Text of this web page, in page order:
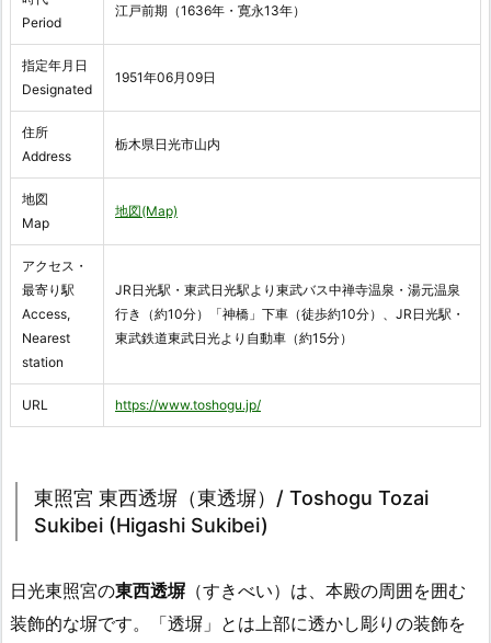
Period
江戸前期（1636年・寛永13年）
指定年月日
Designated
1951年06月09日
住所
Address
栃木県日光市山内
地図
Map
地図(Map)
アクセス・
最寄り駅
Access,
Nearest
station
JR日光駅・東武日光駅より東武バス中禅寺温泉・湯元温泉
行き（約10分）「神橋」下車（徒歩約10分）、JR日光駅・
東武鉄道東武日光より自動車（約15分）
URL https://www.toshogu.jp/
東照宮 東西透塀（東透塀）/ Toshogu Tozai
Sukibei (Higashi Sukibei)
日光東照宮の東西透塀 （すきべい）は、本殿の周囲を囲む
装飾的な塀です。「透塀」とは上部に透かし彫りの装飾を